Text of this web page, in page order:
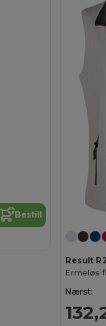
Bestill
Result
Ermeløs
Nærst: